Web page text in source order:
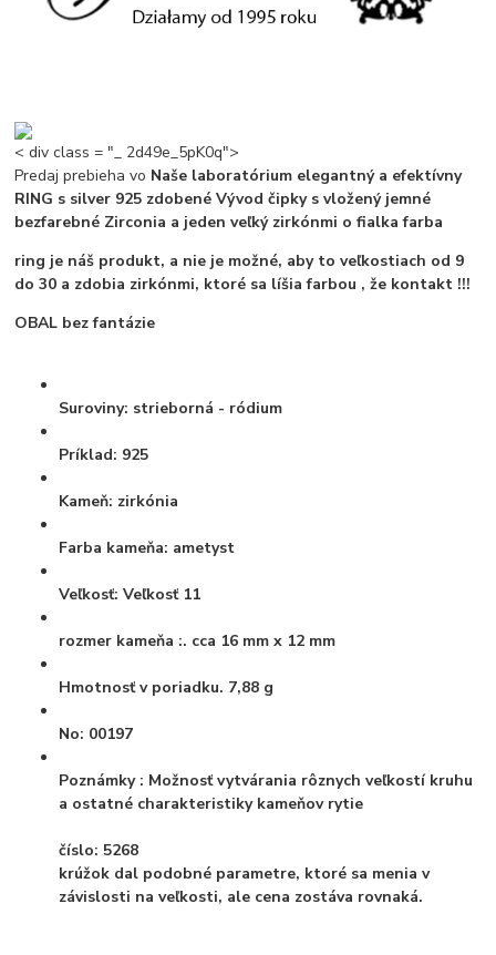
< div class = "_ 2d49e_5pK0q">
Predaj prebieha vo Naše laboratórium elegantný a efektívny
RING s silver 925 zdobenéVývodčipky s vložený jemné
bezfarebné Zirconia a jeden veľký zirkónmi ofialkafarba
ring je náš produkt, a nie je možné, aby toveľkostiach od 9
do 30 a zdobia zirkónmi, ktoré sa líšia farbou , že kontakt !!!
OBAL bez fantázie
Suroviny: strieborná - ródium
Príklad: 925
Kameň: zirkónia
Farba kameňa: ametyst
Veľkosť:Veľkosť 11
rozmer kameňa :. cca 16 mm x 12 mm
Hmotnosťv poriadku. 7,88 g
No: 00197
Poznámky : Možnosť vytvárania rôznych veľkostí kruhu
a ostatné charakteristiky kameňov rytie
číslo: 5268
krúžok dal podobné parametre, ktoré sa menia v
závislosti na veľkosti, ale cena zostáva rovnaká.